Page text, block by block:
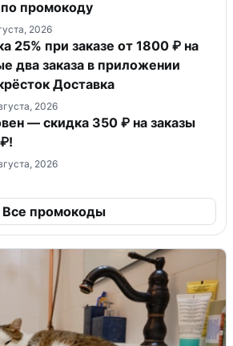
по промокоду
2026
25% при заказе от 1800 ₽ на
два заказа в приложении
Доставка
2026
— скидка 350 ₽ на заказы
2026
Все промокоды